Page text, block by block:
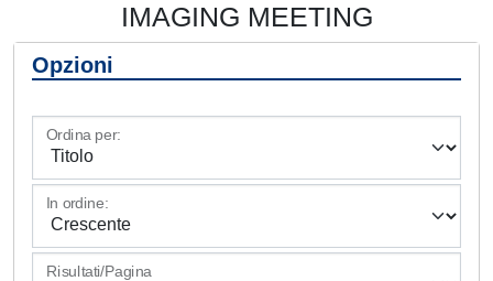
IMAGING MEETING
Opzioni
Ordina per:
In ordine:
Risultati/Pagina